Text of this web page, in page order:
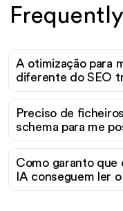
A otimização para
diferente do SEO
Preciso de
schema para me
Como garanto que
IA conseguem ler